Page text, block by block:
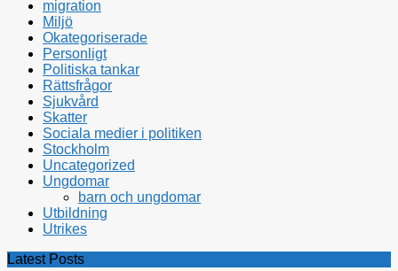
migration
Miljö
Okategoriserade
Personligt
Politiska tankar
Rättsfrågor
Sjukvård
Skatter
Sociala medier i politiken
Stockholm
Uncategorized
Ungdomar
barn och ungdomar
Utbildning
Utrikes
Latest Posts